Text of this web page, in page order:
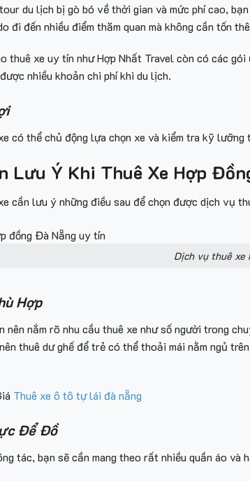
du lịch bị gò bó về thời gian và mức phí cao,
đi đến nhiều điểm thăm quan mà không cần tốn
thuê xe uy tín như Hợp Nhất Travel còn có các
nhiều khoản chi phí khi du lịch.
có thể chủ động lựa chọn xe và kiểm tra kỹ
Lưu Ý Khi Thuê Xe Hợp
cần lưu ý những điều sau để chọn được dịch vụ
Dịch vụ thuê xe
Hợp
nên nắm rõ nhu cầu thuê xe như số người trong
thuê dư ghế để trẻ có thể thoải mái nằm ngủ
Thuê xe ô tô tự lái đà nẵng
Để Đồ
tác, bạn sẽ cần mang theo rất nhiều quần áo